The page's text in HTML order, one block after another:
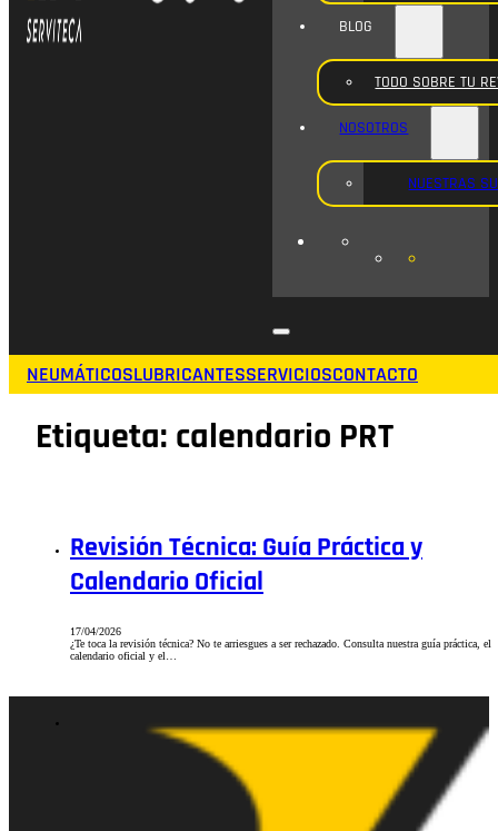
BLOG
TODO SOBRE TU
NOSOTROS
NUESTRAS
NEUMÁTICOSLUBRICANTESSERVICIOSCONTACTO
Etiqueta: calendario PRT
Revisión Técnica: Guía Práctica y
Calendario Oficial
17/04/2026
¿Te toca la revisión técnica? No te arriesgues a ser rechazado. Consulta nuestra guía práctica, el
calendario oficial y el…